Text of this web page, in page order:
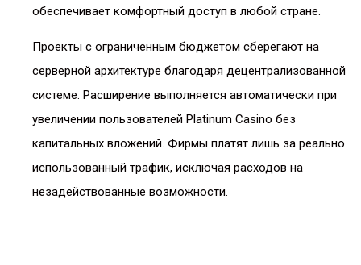
обеспечивает комфортный доступ в любой стране.
Проекты с ограниченным бюджетом сберегают на
серверной архитектуре благодаря децентрализованной
системе. Расширение выполняется автоматически при
увеличении пользователей Platinum Casino без
капитальных вложений. Фирмы платят лишь за реально
использованный трафик, исключая расходов на
незадействованные возможности.